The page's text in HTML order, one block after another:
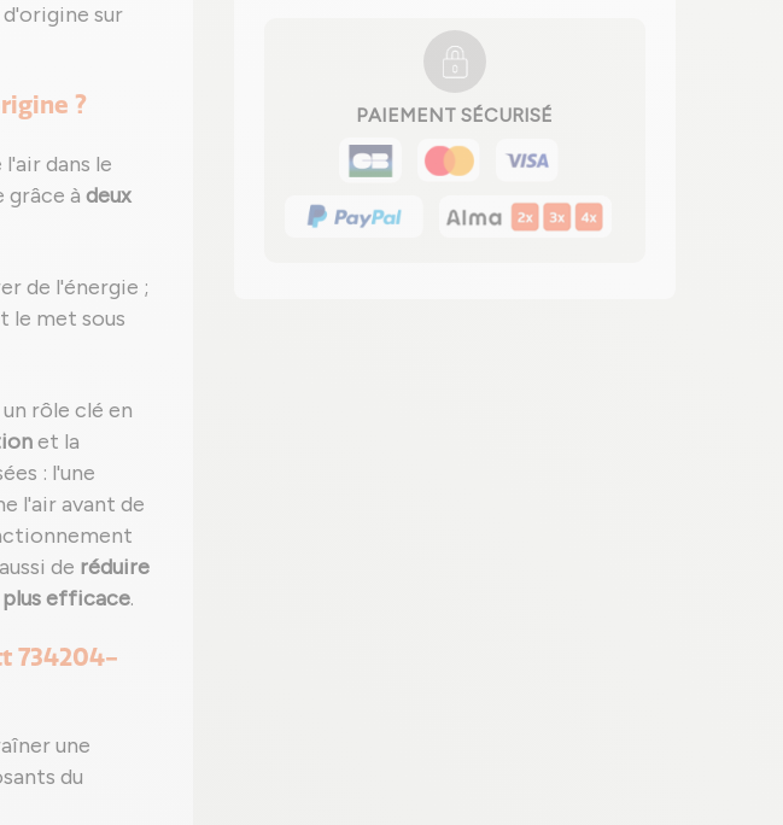
sur
?
dans le
à deux
de l'énergie ;
le met sous
rôle clé en
et la
: l'une
l'air avant de
de réduire
plus efficace.
734204-
une
du
PAIEMENT SÉCURISÉ